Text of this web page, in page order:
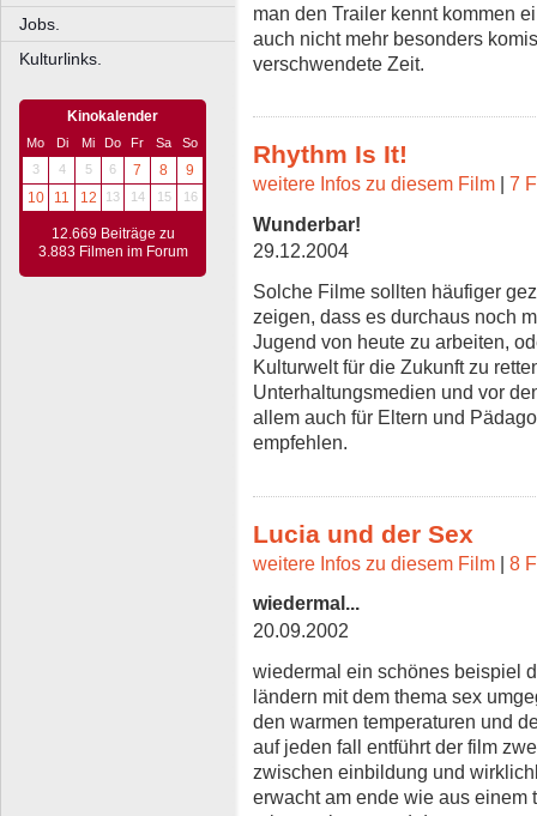
Jobs.
Kulturlinks.
Kinokalender
Mo Di Mi Do Fr Sa
So
3
4 5 6 7 8
9
10
11 12 13 14 15 16
12.669 Beiträge zu
3.883 Filmen im Forum
man den Trailer kennt kommen
auch nicht mehr besonders
verschwendete Zeit.
Rhythm Is It!
weitere Infos zu diesem Film
7
Wunderbar!
29.12.2004
Solche Filme sollten häufiger
zeigen, dass es durchaus noch
Jugend von heute zu arbeiten,
Kulturwelt für die Zukunft zu
Unterhaltungsmedien und vor
allem auch für Eltern und
empfehlen.
Lucia und der Sex
weitere Infos zu diesem Film | 8
wiedermal...
20.09.2002
wiedermal ein schönes beispiel
ländern mit dem thema sex
den warmen temperaturen und
auf jeden fall entführt der film
zwischen einbildung und
erwacht am ende wie aus einem